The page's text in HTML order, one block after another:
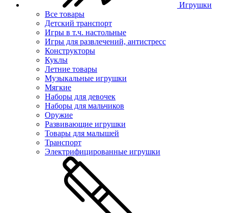
Игрушки
Все товары
Детский транспорт
Игры в т.ч. настольные
Игры для развлечений, антистресс
Конструкторы
Куклы
Летние товары
Музыкальные игрушки
Мягкие
Наборы для девочек
Наборы для мальчиков
Оружие
Развивающие игрушки
Товары для малышей
Транспорт
Электрифицированные игрушки